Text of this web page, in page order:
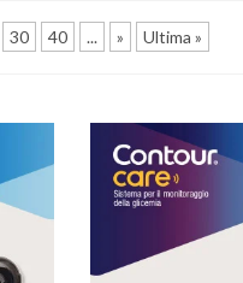
30 40 ... » Ultima »